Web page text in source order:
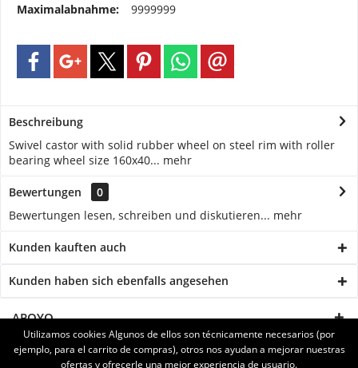
Maximalabnahme:
9999999
Beschreibung
Swivel castor with solid rubber wheel on steel rim with roller
bearing wheel size 160x40... mehr
Bewertungen
0
Bewertungen lesen, schreiben und diskutieren... mehr
Kunden kauften auch
Kunden haben sich ebenfalls angesehen
APOYO
SERVICE
Utilizamos cookies Algunos de ellos son técnicamente necesarios (por
ejemplo, para el carrito de compras), otros nos ayudan a mejorar nuestras
ofertas y ofrecerle una mejor experiencia de usuario.